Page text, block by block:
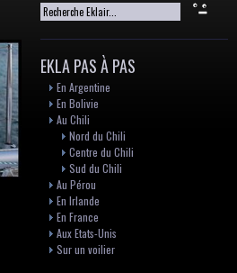
EKLA PAS À PAS
En Argentine
En Bolivie
Au Chili
Nord du Chili
Centre du Chili
Sud du Chili
Au Pérou
En Irlande
En France
Aux Etats-Unis
Sur un voilier